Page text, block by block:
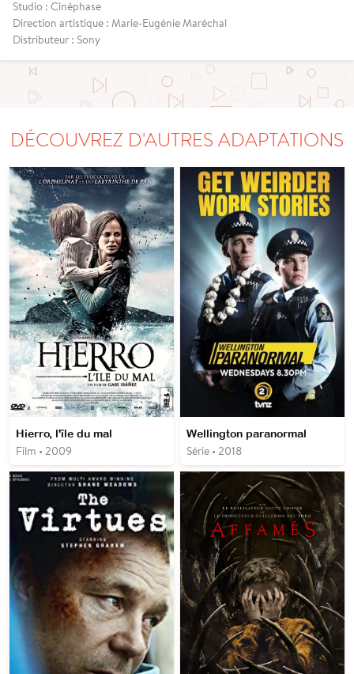
Studio : Cinéphase
Direction artistique : Marie-Eugénie Maréchal
Distributeur : Sony
DÉCOUVREZ D'AUTRES ADAPTATIONS
Hierro, l'île du mal
Film • 2009
Wellington paranormal
Série • 2018